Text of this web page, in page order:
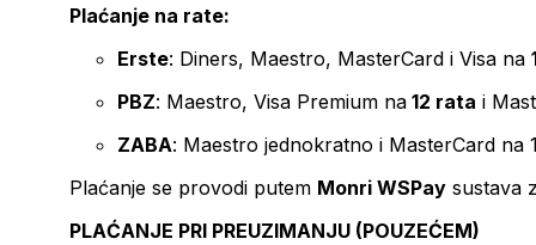
Plaćanje na rate:
Erste: Diners, Maestro, MasterCard i Visa na
PBZ: Maestro, Visa Premium na 12 rata i
ZABA: Maestro jednokratno i MasterCard na
Plaćanje se provodi putem Monri WSPay sustava
PLAĆANJE PRI PREUZIMANJU (POUZEĆEM)